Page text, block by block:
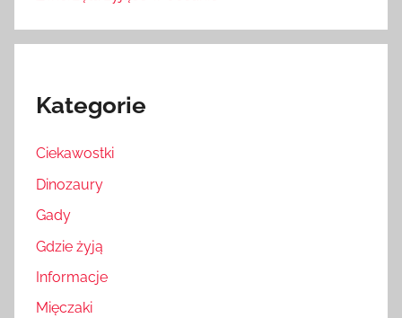
Kategorie
Ciekawostki
Dinozaury
Gady
Gdzie żyją
Informacje
Mięczaki